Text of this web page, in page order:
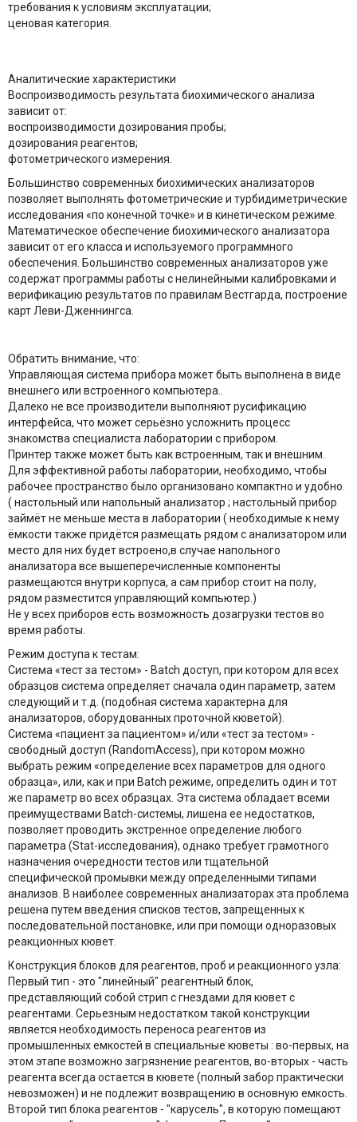
требования к условиям эксплуатации;
ценовая категория.
Аналитические характеристики
Воспроизводимость результата биохимического анализа
зависит от:
воспроизводимости дозирования пробы;
дозирования реагентов;
фотометрического измерения.
Большинство современных биохимических анализаторов
позволяет выполнять фотометрические и турбидиметрические
исследования «по конечной точке» и в кинетическом режиме.
Математическое обеспечение биохимического анализатора
зависит от его класса и используемого программного
обеспечения. Большинство современных анализаторов уже
содержат программы работы с нелинейными калибровками и
верификацию результатов по правилам Вестгарда, построение
карт Леви-Дженнингса.
Обратить внимание, что:
Управляющая система прибора может быть выполнена в виде
внешнего или встроенного компьютера..
Далеко не все производители выполняют русификацию
интерфейса, что может серьёзно усложнить процесс
знакомства специалиста лаборатории с прибором.
Принтер также может быть как встроенным, так и внешним.
Для эффективной работы лаборатории, необходимо, чтобы
рабочее пространство было организовано компактно и удобно.
( настольный или напольный анализатор ; настольный прибор
займёт не меньше места в лаборатории ( необходимые к нему
ёмкости также придётся размещать рядом с анализатором или
место для них будет встроено,в случае напольного
анализатора все вышеперечисленные компоненты
размещаются внутри корпуса, а сам прибор стоит на полу,
рядом разместится управляющий компьютер.)
Не у всех приборов есть возможность дозагрузки тестов во
время работы.
Режим доступа к тестам:
Система «тест за тестом» - Batch доступ, при котором для всех
образцов система определяет сначала один параметр, затем
следующий и т.д. (подобная система характерна для
анализаторов, оборудованных проточной кюветой).
Система «пациент за пациентом» и/или «тест за тестом» -
свободный доступ (RandomAccess), при котором можно
выбрать режим «определение всех параметров для одного
образца», или, как и при Batch режиме, определить один и тот
же параметр во всех образцах. Эта система обладает всеми
преимуществами Batch-системы, лишена ее недостатков,
позволяет проводить экстренное определение любого
параметра (Stat-исследования), однако требует грамотного
назначения очередности тестов или тщательной
специфической промывки между определенными типами
анализов. В наиболее современных анализаторах эта проблема
решена путем введения списков тестов, запрещенных к
последовательной постановке, или при помощи одноразовых
реакционных кювет.
Конструкция блоков для реагентов, проб и реакционного узла:
Первый тип - это "линейный" реагентный блок,
представляющий собой стрип с гнездами для кювет с
реагентами. Серьезным недостатком такой конструкции
является необходимость переноса реагентов из
промышленных емкостей в специальные кюветы : во-первых, на
этом этапе возможно загрязнение реагентов, во-вторых - часть
реагента всегда остается в кювете (полный забор практически
невозможен) и не подлежит возвращению в основную емкость.
Второй тип блока реагентов - "карусель", в которую помещают